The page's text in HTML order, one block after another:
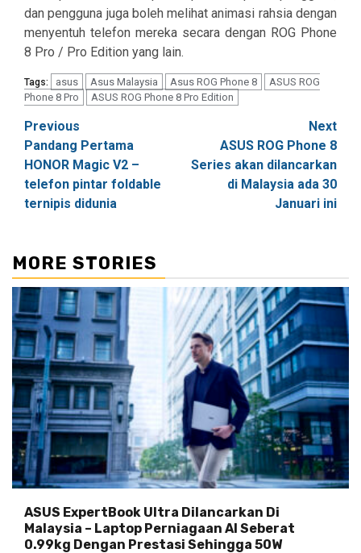
dan pengguna juga boleh melihat animasi rahsia dengan
menyentuh telefon mereka secara dengan ROG Phone
8 Pro / Pro Edition yang lain.
Tags: asus Asus Malaysia Asus ROG Phone 8
ASUS ROG
Phone 8 Pro
ASUS ROG Phone 8 Pro Edition
Post
navigation
Previous
Pandang Pertama
HONOR Magic V2 –
telefon pintar foldable
ternipis didunia
Next
ASUS ROG Phone 8
Series akan dilancarkan
di Malaysia ada 30
Januari ini
MORE STORIES
ASUS ExpertBook Ultra Dilancarkan Di
Malaysia – Laptop Perniagaan AI Seberat
0.99kg Dengan Prestasi Sehingga 50W